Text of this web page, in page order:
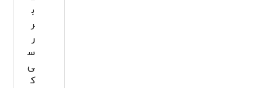
ب
ر
ر
س
ی
ک